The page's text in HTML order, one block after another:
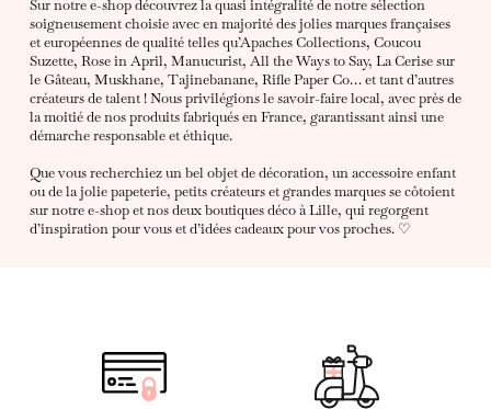
Sur notre e-shop découvrez la quasi intégralité de notre sélection
soigneusement choisie avec en majorité des jolies marques françaises
et européennes de qualité telles qu’Apaches Collections, Coucou
Suzette, Rose in April, Manucurist, All the Ways to Say, La Cerise sur
le Gâteau, Muskhane, Tajinebanane, Rifle Paper Co… et tant d’autres
créateurs de talent ! Nous privilégions le savoir-faire local, avec près de
la moitié de nos produits fabriqués en France, garantissant ainsi une
démarche responsable et éthique.
Que vous recherchiez un bel objet de décoration, un accessoire enfant
ou de la jolie papeterie, petits créateurs et grandes marques se côtoient
sur notre e-shop et nos deux boutiques déco à Lille, qui regorgent
d’inspiration pour vous et d’idées cadeaux pour vos proches. ♡